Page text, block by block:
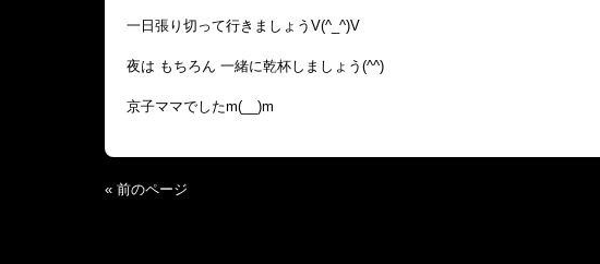
一日張り切って行きましょうV(^_^)V
夜は もちろん 一緒に乾杯しましょう(^^)
京子ママでしたm(__)m
« 前のページ